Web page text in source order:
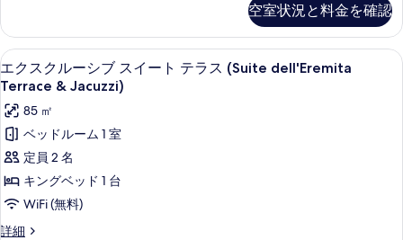
の
写
真
を
表
示
す
る
細
て
の
写
真
を
表
示
す
る
(Suite
de
Priore)
の
細
空室状況と料金を確認
エ
ク
ス
ク
ル
ー
シ
ブ
セレクト コンフォート製ベッド、ミ
6
エクスクルーシブ スイート テラス (Suite dell'Eremita
Terrace & Jacuzzi)
85 ㎡
ベッドルーム 1 室
定員 2 名
キングベッド 1 台
WiFi (無料)
詳細
エ